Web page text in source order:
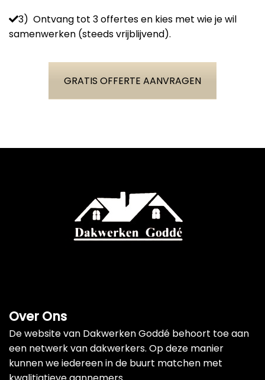
3) Ontvang tot 3 offertes en kies met wie je wil
samenwerken (steeds vrijblijvend).
GRATIS OFFERTE AANVRAGEN
Over Ons
De website van Dakwerken Goddé behoort toe aan
een netwerk van dakwerkers. Op deze manier
kunnen we iedereen in de buurt matchen met